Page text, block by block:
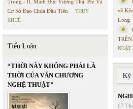
Trong - II. Minh Đức Vương Thái Phi Và
Cơ Sở Đạo Chúa Đầu Tiên
THỤY
KHUÊ
Tiểu Luận
“THỜI NÀY KHÔNG PHẢI LÀ
THỜI CỦA VĂN CHƯƠNG
NGHỆ THUẬT”
về
Long
TRÊN
NHẬT
Ký
07